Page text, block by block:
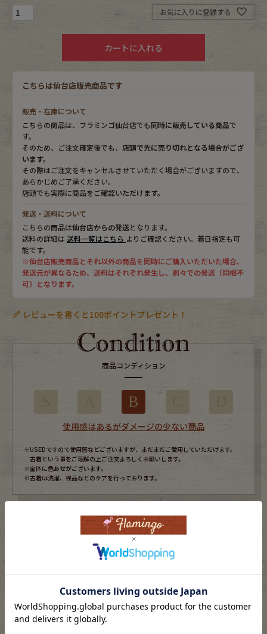
小物・アクセサリーから探す
Eye Wear Cap
Accessory Shoes
Belt
Keyring vintage bicycle
FAFATT
お気に入りに登録する
カートに入れる
こちらは仙台店販売商品です
販売・在庫について
こちらの商品は、フラミンゴ仙台店でも同時に販売している商品で
す。
そのため、ご注文確定後でも、 店頭で先に売り切れとなる場合がござ
います。
その際はご注文をキャンセルさせていただく場合がございますので、
あらかじめご了承ください。
店頭でも実際に商品をご確認いただけます。
発送・送料について
こちらの商品は仙台店からの発送となります。
送料の詳細は 送料一覧はこちら よりご確認ください。着日指定も可
能です。
※仙台店販売商品とそれ以外の商品を同時にご購入いただいた場合、
発送元が異なるため、送料はそれぞれ発生し、別々での発送（同梱不
可）となります。
レビューを書くと100ポイントプレゼント！
商品コンディション
B
使用感はあるがダメージの少ない商品
※USEDですので使用感などございますが、まだまだご愛用していただけます。
古着という事をご理解の上ご注文よろしくお願いします。
※全体に色あせがございます。
※古着は洗濯、検品などのケアを行っております。
L
RalphLauren/ラルフローレン
cotton100%
年代
-